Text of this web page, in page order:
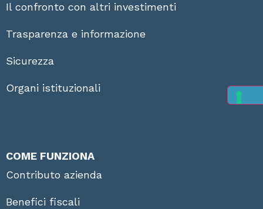
Il confronto con altri investimenti
Trasparenza e informazione
Sicurezza
Organi istituzionali
COME FUNZIONA
Contributo azienda
Benefici fiscali